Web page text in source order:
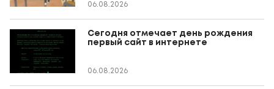
06.08.2026
Сегодня отмечает день рождения
первый сайт в интернете
06.08.2026